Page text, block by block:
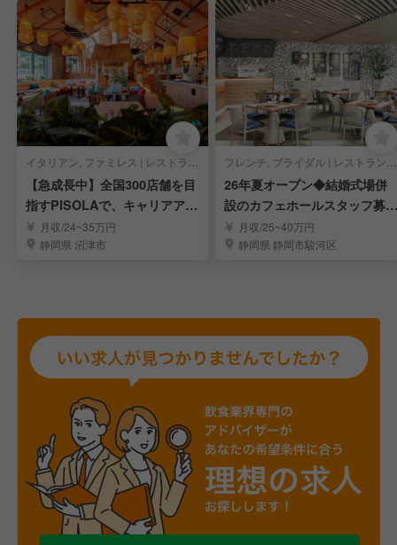
イタリアン, ファミレス | レストランサービス・ホールスタッフ
【急成長中】全国300店舗を目
指すPISOLAで、キャリアアッ
プを目指す！
月収/24~35万円
静岡県 沼津市
フレンチ, ブライダル | レストランサービス・ホールスタッフ
26年夏オープン◆結婚式場併
設のカフェホールスタッフ募
集！◆福利厚生充実
月収/25~40万円
静岡県 静岡市駿河区